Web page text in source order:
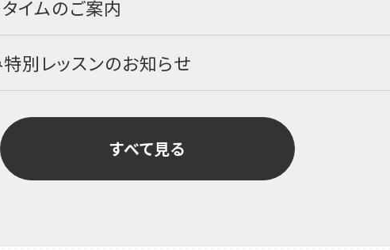
イムのご案内
別レッスンのお知らせ
すべて見る